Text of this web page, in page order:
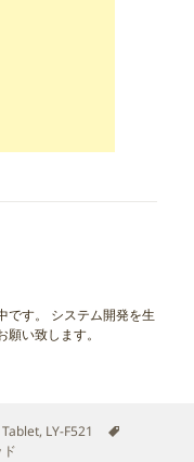
です。 システム開発を生
い致します。
, LY-F521